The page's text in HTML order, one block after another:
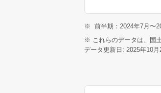
※
前半期：2024年7月〜
※ これらのデータは、国
データ更新日: 2025年10月